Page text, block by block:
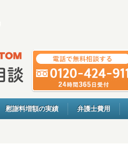
慰謝料増額の実績 弁護士費用